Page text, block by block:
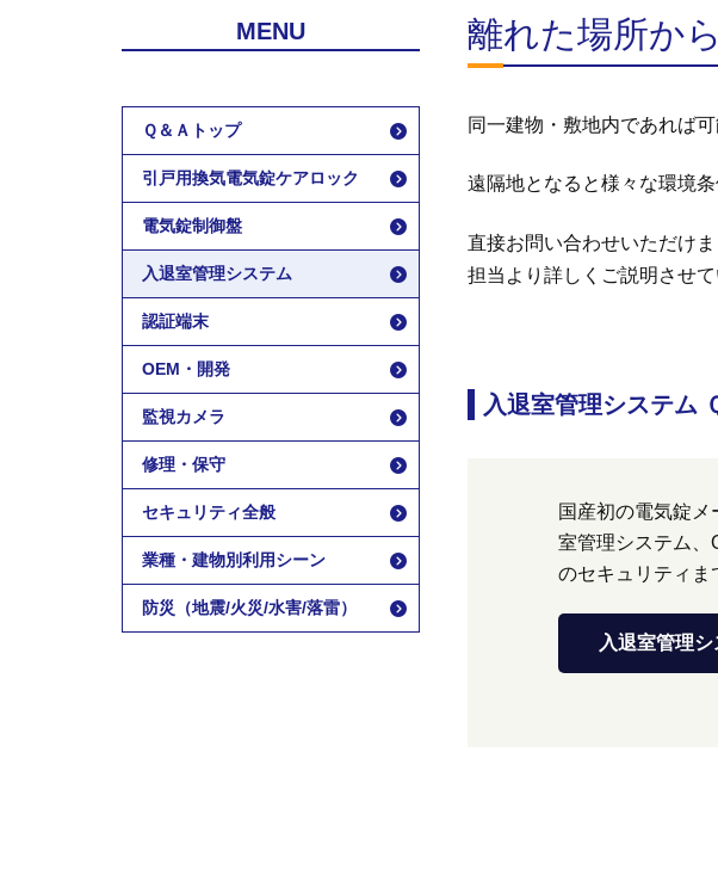
MENU
Ｑ＆Ａトップ
引戸用換気電気錠ケアロック
電気錠制御盤
入退室管理システム
認証端末
OEM・開発
監視カメラ
修理・保守
セキュリティ全般
業種・建物別利用シーン
防災（地震/火災/水害/落雷）
離れた場所か
同一建物・敷地内であれば可
遠隔地となると様々な環境条
直接お問い合わせいただけ
担当より詳しくご説明させて
入退室管理システム
国産初の電気錠
室管理システム、
のセキュリティま
入退室管理